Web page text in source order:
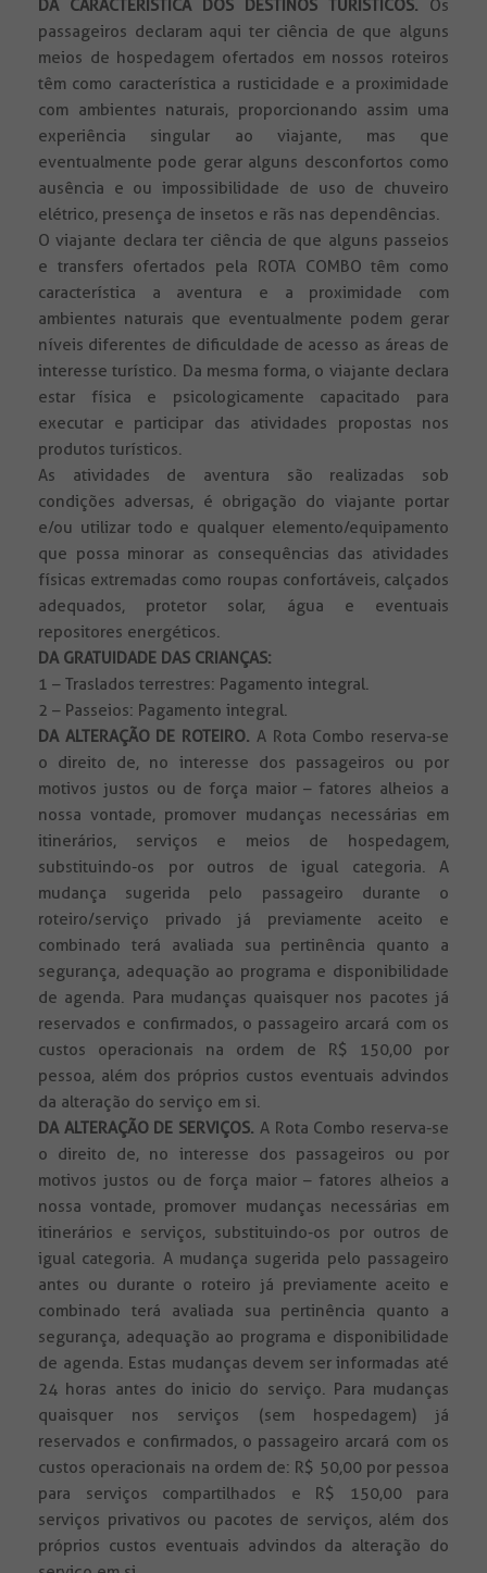
DA CARACTERÍSTICA DOS DESTINOS TURÍSTICOS. Os
passageiros declaram aqui ter ciência de que alguns
meios de hospedagem ofertados em nossos roteiros
têm como característica a rusticidade e a proximidade
com ambientes naturais, proporcionando assim uma
experiência singular ao viajante, mas que
eventualmente pode gerar alguns desconfortos como
ausência e ou impossibilidade de uso de chuveiro
elétrico, presença de insetos e rãs nas dependências.
O viajante declara ter ciência de que alguns passeios
e transfers ofertados pela ROTA COMBO têm como
característica a aventura e a proximidade com
ambientes naturais que eventualmente podem gerar
níveis diferentes de dificuldade de acesso as áreas de
interesse turístico. Da mesma forma, o viajante declara
estar física e psicologicamente capacitado para
executar e participar das atividades propostas nos
produtos turísticos.
As atividades de aventura são realizadas sob
condições adversas, é obrigação do viajante portar
e/ou utilizar todo e qualquer elemento/equipamento
que possa minorar as consequências das atividades
físicas extremadas como roupas confortáveis, calçados
adequados, protetor solar, água e eventuais
repositores energéticos.
DA GRATUIDADE DAS CRIANÇAS:
1 – Traslados terrestres: Pagamento integral.
2 – Passeios: Pagamento integral.
DA ALTERAÇÃO DE ROTEIRO. A Rota Combo reserva-se
o direito de, no interesse dos passageiros ou por
motivos justos ou de força maior – fatores alheios a
nossa vontade, promover mudanças necessárias em
itinerários, serviços e meios de hospedagem,
substituindo-os por outros de igual categoria. A
mudança sugerida pelo passageiro durante o
roteiro/serviço privado já previamente aceito e
combinado terá avaliada sua pertinência quanto a
segurança, adequação ao programa e disponibilidade
de agenda. Para mudanças quaisquer nos pacotes já
reservados e confirmados, o passageiro arcará com os
custos operacionais na ordem de R$ 150,00 por
pessoa, além dos próprios custos eventuais advindos
da alteração do serviço em si.
DA ALTERAÇÃO DE SERVIÇOS. A Rota Combo reserva-se
o direito de, no interesse dos passageiros ou por
motivos justos ou de força maior – fatores alheios a
nossa vontade, promover mudanças necessárias em
itinerários e serviços, substituindo-os por outros de
igual categoria. A mudança sugerida pelo passageiro
antes ou durante o roteiro já previamente aceito e
combinado terá avaliada sua pertinência quanto a
segurança, adequação ao programa e disponibilidade
de agenda. Estas mudanças devem ser informadas até
24 horas antes do inicio do serviço. Para mudanças
quaisquer nos serviços (sem hospedagem) já
reservados e confirmados, o passageiro arcará com os
custos operacionais na ordem de: R$ 50,00 por pessoa
para serviços compartilhados e R$ 150,00 para
serviços privativos ou pacotes de serviços, além dos
próprios custos eventuais advindos da alteração do